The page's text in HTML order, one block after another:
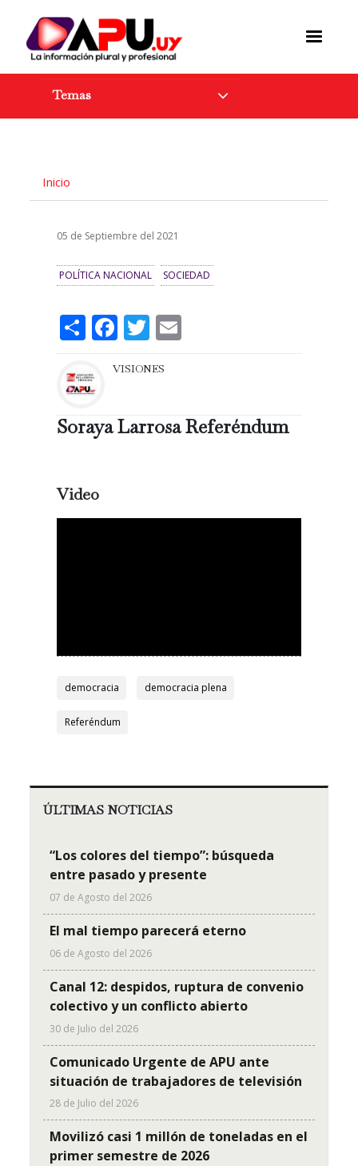
Temas
Inicio
05 de Septiembre del 2021
POLÍTICA NACIONAL SOCIEDAD
ShareFacebook
Twitter
VISIONES
Soraya Larrosa Referéndum
Video
democracia democracia plena
Referéndum
ÚLTIMAS NOTICIAS
“Los colores del tiempo”: búsqueda
entre pasado y presente
07 de Agosto del 2026
El mal tiempo parecerá eterno
06 de Agosto del 2026
Canal 12: despidos, ruptura de convenio
colectivo y un conflicto abierto
30 de Julio del 2026
Comunicado Urgente de APU ante
situación de trabajadores de televisión
28 de Julio del 2026
Movilizó casi 1 millón de toneladas en el
primer semestre de 2026